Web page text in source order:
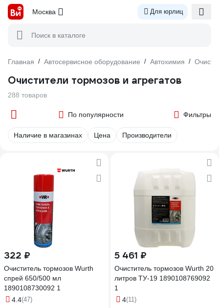
Москва Для юрлиц
Поиск в каталоге
Главная / Автосервисное оборудование / Автохимия /
Очистители тормозов и агрегатов
288 товаров
По популярности Фильтры
Наличие в магазинах Цена Производители
322 ₽
Очиститель тормозов Wurth
спрей 650/500 мл
1890108730092 1
4.4(47)
5 461 ₽
Очиститель тормозов Wurth 20
литров ТУ-19 1890108769092
1
4(11)